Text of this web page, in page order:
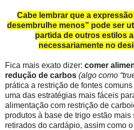
Cabe lembrar que a
desembrulhe menos” pode ser
partida de outros estilos
necessariamente no
Fica mais exato dizer: comer
redução de carbos (algo como
prática a restrição de fontes
uma das estratégias mais fáceis
alimentação com restrição de
produtos à base de trigo estão mais
retirados do cardápio, assim como